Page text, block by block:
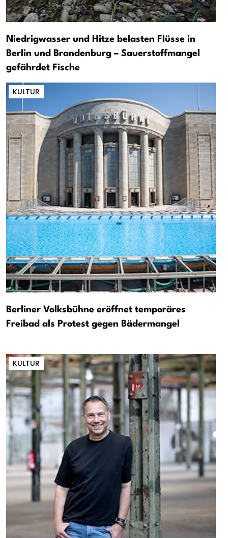
Niedrigwasser und Hitze belasten Flüsse in
Berlin und Brandenburg – Sauerstoffmangel
gefährdet Fische
KULTUR
Berliner Volksbühne eröffnet temporäres
Freibad als Protest gegen Bädermangel
KULTUR